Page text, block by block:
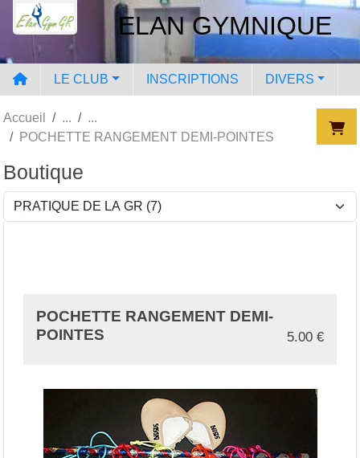
ELAN GYMNIQUE
LE CLUB INSCRIPTIONS DIVERS
Accueil
POCHETTE RANGEMENT DEMI-POINTES
Boutique
POCHETTE RANGEMENT DEMI-
POINTES
5.00 €
Panneau de gestion des cookies